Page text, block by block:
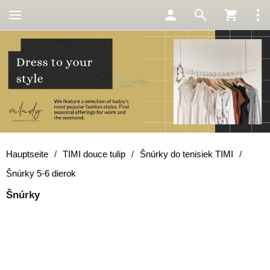
Hauptseite / TIMI douce tulip / Šnúrky do tenisiek TIMI
/
Šnúrky 5-6 dierok
Šnúrky